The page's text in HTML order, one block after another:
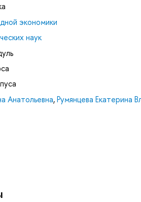
экономики
наук
Анатольевна,Румянцева Екатерина